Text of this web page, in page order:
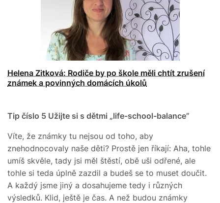
Helena Zitková: Rodiče by po škole měli chtít zrušení
známek a povinných domácích úkolů
Tip číslo 5 Užijte si s dětmi „life-school-balance”
Víte, že známky tu nejsou od toho, aby
znehodnocovaly naše děti? Prostě jen říkají: Aha, tohle
umíš skvěle, tady jsi měl štěstí, obě uši odřené, ale
tohle si teda úplně zazdil a budeš se to muset doučit.
A každý jsme jiný a dosahujeme tedy i různých
výsledků. Klid, ještě je čas. A než budou známky